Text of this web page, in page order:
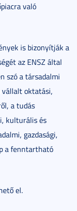
való
is bizonyítják a
az ENSZ által
szó a társadalmi
vállalt oktatási,
a tudás
kulturális és
gazdasági,
a fenntartható
el.